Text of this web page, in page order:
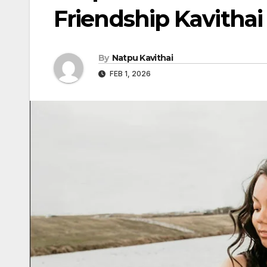
Friendship
By Natpu Kavithai
FEB 1, 2026